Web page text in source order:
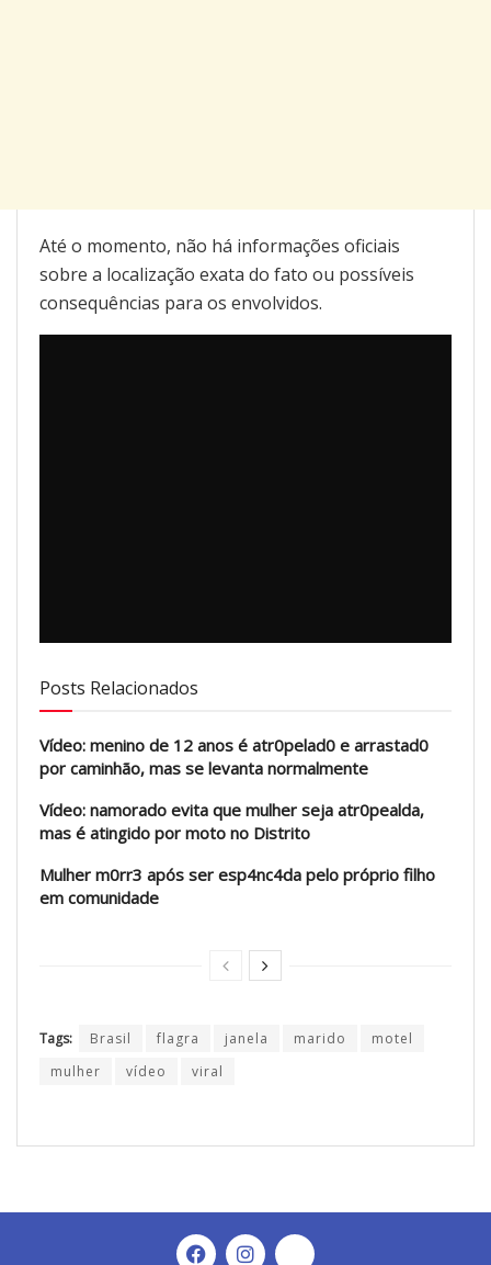
Até o momento, não há informações oficiais
sobre a localização exata do fato ou possíveis
consequências para os envolvidos.
Posts Relacionados
Vídeo: menino de 12 anos é atr0pelad0 e arrastad0
por caminhão, mas se levanta normalmente
Vídeo: namorado evita que mulher seja atr0pealda,
mas é atingido por moto no Distrito
Mulher m0rr3 após ser esp4nc4da pelo próprio filho
em comunidade
Tags: Brasil flagra janela marido
motel
mulher
vídeo viral